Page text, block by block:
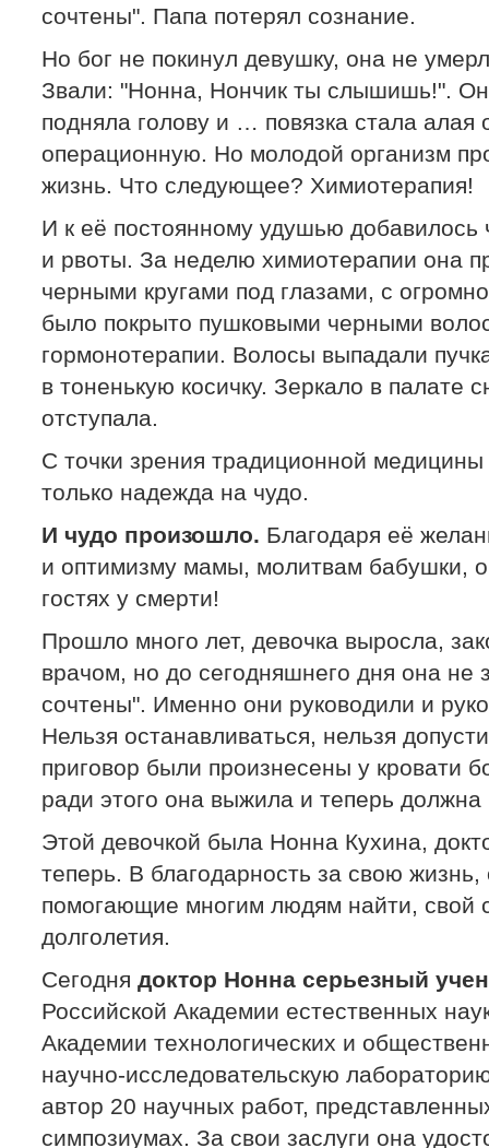
сочтены". Папа потерял сознание.
Но бог не покинул девушку, она не
Звали: "Нонна, Нончик ты слышишь!".
подняла голову и … повязка стала алая
операционную. Но молодой организм
жизнь. Что следующее? Химиотерапия!
И к её постоянному удушью
и рвоты. За неделю химиотерапии она
черными кругами под глазами, с
было покрыто пушковыми черными
гормонотерапии. Волосы выпадали
в тоненькую косичку. Зеркало в палате
отступала.
С точки зрения традиционной
только надежда на чудо.
И чудо произошло. Благодаря её
и оптимизму мамы, молитвам бабушки,
гостях у смерти!
Прошло много лет, девочка выросла,
врачом, но до сегодняшнего дня она не
сочтены". Именно они руководили и
Нельзя останавливаться, нельзя
приговор были произнесены у кровати
ради этого она выжила и теперь
Этой девочкой была Hонна Кухина,
теперь. В благодарность за свою
помогающие многим людям найти, свой
долголетия.
Сегодня доктор Нонна серьезный
Российской Академии естественных
Академии технологических и
научно-исследовательскую
автор 20 научных работ,
симпозиумах. За свои заслуги она